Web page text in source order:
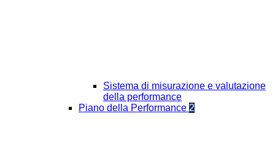
Sistema di misurazione e valutazione
della performance
Piano della Performance 2